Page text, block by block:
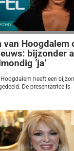
van Hoogdalem
bijzonder
‘ja’
heeft een
De presentatrice is